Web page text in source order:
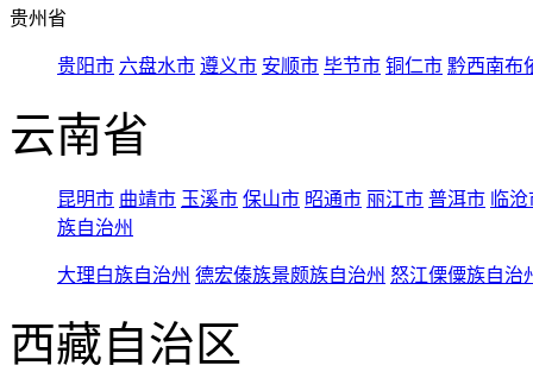
贵州省
贵阳市 六盘水市 遵义市 安顺市 毕节市 铜仁市 黔西南布
云南省
昆明市 曲靖市 玉溪市 保山市 昭通市 丽江市 普洱市 临
族自治州
大理白族自治州 德宏傣族景颇族自治州 怒江傈僳族自治
西藏自治区